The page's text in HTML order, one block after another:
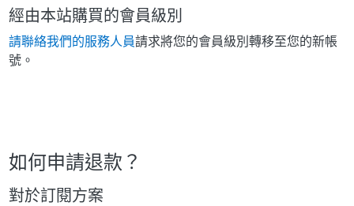
經由本站購買的會員級別
請聯絡我們的服務人員請求將您的會員級別轉移至您的新帳
號。
如何申請退款？
對於訂閱方案